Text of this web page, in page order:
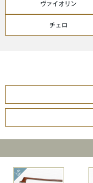
ヴァイオリン
チェロ